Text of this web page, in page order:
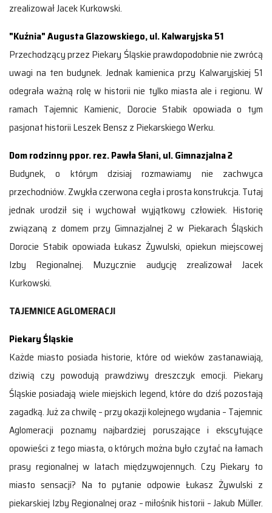
zrealizował Jacek Kurkowski.
"Kuźnia" Augusta Glazowskiego, ul. Kalwaryjska 51
Przechodzący przez Piekary Śląskie prawdopodobnie nie zwrócą
uwagi na ten budynek. Jednak kamienica przy Kalwaryjskiej 51
odegrała ważną rolę w historii nie tylko miasta ale i regionu. W
ramach Tajemnic Kamienic, Dorocie Stabik opowiada o tym
pasjonat historii Leszek Bensz z Piekarskiego Werku.
Dom rodzinny ppor. rez. Pawła Słani, ul. Gimnazjalna 2
Budynek, o którym dzisiaj rozmawiamy nie zachwyca
przechodniów. Zwykła czerwona cegła i prosta konstrukcja. Tutaj
jednak urodził się i wychował wyjątkowy człowiek. Historię
związaną z domem przy Gimnazjalnej 2 w Piekarach Śląskich
Dorocie Stabik opowiada Łukasz Żywulski, opiekun miejscowej
Izby Regionalnej. Muzycznie audycję zrealizował Jacek
Kurkowski.
TAJEMNICE AGLOMERACJI
Piekary Śląskie
Każde miasto posiada historie, które od wieków zastanawiają,
dziwią czy powodują prawdziwy dreszczyk emocji. Piekary
Śląskie posiadają wiele miejskich legend, które do dziś pozostają
zagadką. Już za chwilę – przy okazji kolejnego wydania – Tajemnic
Aglomeracji poznamy najbardziej poruszające i ekscytujące
opowieści z tego miasta, o których można było czytać na łamach
prasy regionalnej w latach międzywojennych. Czy Piekary to
miasto sensacji? Na to pytanie odpowie Łukasz Żywulski z
piekarskiej Izby Regionalnej oraz – miłośnik historii – Jakub Müller.